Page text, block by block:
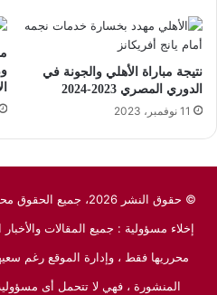
نتيجة مباراة الأهلي والجونة في
الدوري المصري 2023-2024
11 نوفمبر، 2023
© حقوق النشر 2026، جميع الحقوق محفوظة لـموقع المايسترو الرياضي
إخلاء مسؤولية : جميع المقالات
محرريها فقط ، وإدارة الموقع رغم
المنشورة ، فهي لا تتحمل أى